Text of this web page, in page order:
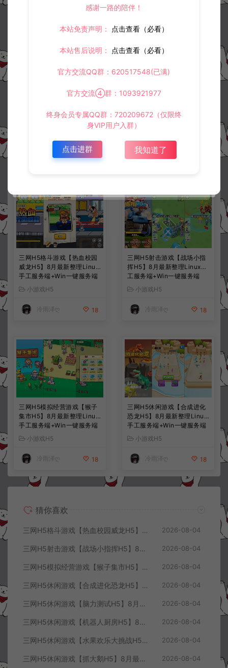
默认解压密码：www.lyzwlkj.vip
三网H5塔防游戏【幻想英雄梦H5】11月最新整理Linux手工服务端+Win一键服务端+逆向前端源码+解压即玩+简易安卓客户端+详细搭建教程
常见问题
三网H5格斗游戏【热血校园
威龙H5】8月最新整理Linux
手工服务端+Win一键服务端
+解压即玩+简易安卓客户端
+详细搭建教程
小游戏H5
冷雨泽ღ 18
三网H5射击游戏【战场小指
挥H5】8月最新整理Linux手
工服务端+Win一键服务端
+解压即玩+简易安卓客户端
+详细搭建教程
小游戏H5
冷雨泽ღ 18
三网H5模拟经营游戏【猴子
集市H5】8月最新整理Linux
手工服务端+Win一键服务端
+解压即玩+简易安卓客户端
+详细搭建教程
小游戏H5
冷雨泽ღ 18
三网H5休闲游戏【合成进化
恐龙H5】8月最新整理Linux
手工服务端+Win一键服务端
+解压即玩+简易安卓客户端
+详细搭建教程
小游戏H5
冷雨泽ღ 18
猜你喜欢
三网H5格斗游戏【热血校园威龙H5】8月最新整理Linux手工服务端+Win一键服务端+解压即玩+简易安卓客户端+详细搭建教程 2026-08-04
三网H5射击游戏【战场小指挥H5】8月最新整理Linux手工服务端+Win一键服务端+解压即玩+简易安卓客户端+详细搭建教程 2026-08-04
三网H5模拟经营游戏【猴子集市H5】8月最新整理Linux手工服务端+Win一键服务端+解压即玩+简易安卓客户端+详细搭建教程 2026-08-04
三网H5休闲游戏【合成进化恐龙H5】8月最新整理Linux手工服务端+Win一键服务端+解压即玩+简易安卓客户端+详细搭建教程 2026-08-04
三网H5休闲游戏【脑力测试H5】8月最新整理Linux手工服务端+Win一键服务端+解压即玩+简易安卓客户端+详细搭建教程 2026-08-04
三网H5休闲游戏【机器人厨房H5】8月最新整理Linux手工服务端+Win一键服务端+解压即玩+简易安卓客户端+详细搭建教程 2026-08-04
三网H5休闲游戏【水果欢乐大挑战H5】8月最新整理Linux手工服务端+Win一键服务端+解压即玩+简易安卓客户端+详细搭建教程 2026-08-04
三网H5休闲游戏【抓大鹅H5】8月最新整理Linux手工服务端+Win一键服务端+解压即玩+简易安卓客户端+详细搭建教程 2026-08-04
感谢一路的陪伴！
本站免责声明： 点击查看（必看）
本站售后说明： 点击查看（必看）
官方交流QQ群：620517548(已满)
官方交流④群：1093921977
终身会员专属QQ群：720209672（仅限终
身VIP用户入群）
点击进群 我知道了